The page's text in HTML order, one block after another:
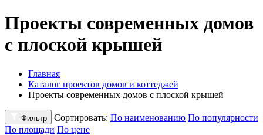
Проекты современных домов
с плоской крышей
Главная
Каталог проектов домов и коттеджей
Проекты современных домов с плоской крышей
Фильтр Сортировать: По наименованию По популярности
По площади По цене